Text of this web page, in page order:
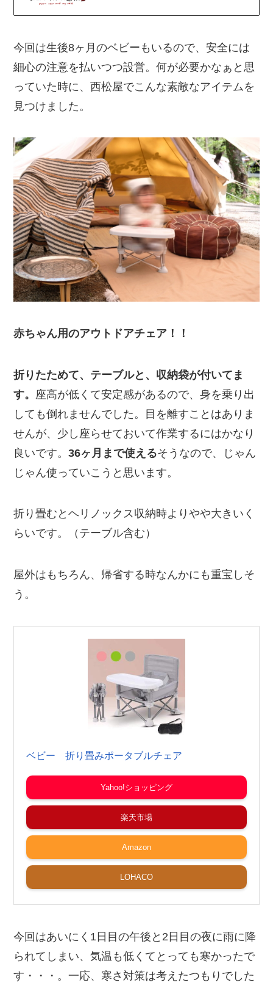
今回は生後8ヶ月のベビーもいるので、安全には
細心の注意を払いつつ設営。何が必要かなぁと思
っていた時に、西松屋でこんな素敵なアイテムを
見つけました。
赤ちゃん用のアウトドアチェア！！
折りたためて、テーブルと、収納袋が付いてま
す。 座高が低くて安定感があるので、身を乗り出
しても倒れませんでした。目を離すことはありま
せんが、少し座らせておいて作業するにはかなり
良いです。36ヶ月まで使えるそうなので、じゃん
じゃん使っていこうと思います。
折り畳むとヘリノックス収納時よりやや大きいく
らいです。（テーブル含む）
屋外はもちろん、帰省する時なんかにも重宝しそ
う。
ベビー 折り畳みポータブルチェア
Yahoo!ショッピング
楽天市場
Amazon
LOHACO
今回はあいにく1日目の午後と2日目の夜に雨に降
られてしまい、気温も低くてとっても寒かったで
す・・・。一応、寒さ対策は考えたつもりでした